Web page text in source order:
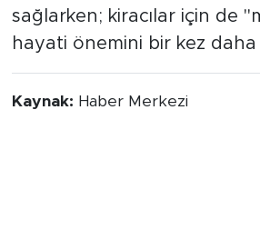
sağlarken; kiracılar için de
hayati önemini bir kez
Kaynak: Haber Merkezi